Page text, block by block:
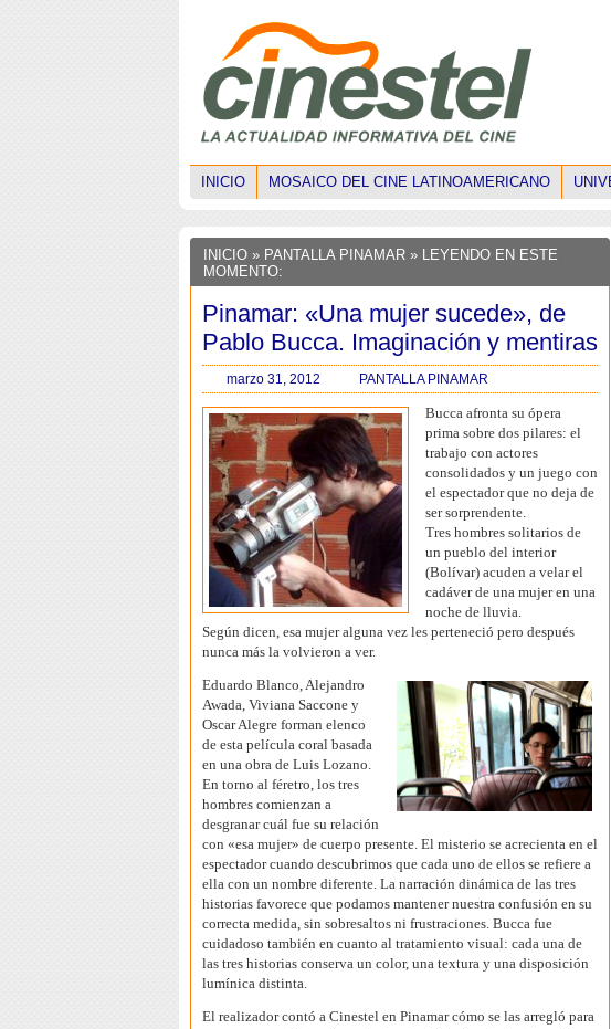
INICIO MOSAICO DEL CINE LATINOAMERICANO
INICIO » PANTALLA PINAMAR » LEYENDO EN ESTE
MOMENTO:
Pinamar: «Una mujer sucede», de
Pablo Bucca. Imaginación y mentiras
marzo 31, 2012 PANTALLA PINAMAR
Bucca afronta su ópera
prima sobre dos pilares: el
trabajo con actores
consolidados y un juego con
el espectador que no deja de
ser sorprendente.
Tres hombres solitarios de
un pueblo del interior
(Bolívar) acuden a velar el
cadáver de una mujer en una
noche de lluvia.
Según dicen, esa mujer alguna vez les perteneció pero después
nunca más la volvieron a ver.
Eduardo Blanco, Alejandro
Awada, Viviana Saccone y
Oscar Alegre forman elenco
de esta película coral basada
en una obra de Luis Lozano.
En torno al féretro, los tres
hombres comienzan a
desgranar cuál fue su relación
con «esa mujer» de cuerpo presente. El misterio se acrecienta en el
espectador cuando descubrimos que cada uno de ellos se refiere a
ella con un nombre diferente. La narración dinámica de las tres
historias favorece que podamos mantener nuestra confusión en su
correcta medida, sin sobresaltos ni frustraciones. Bucca fue
cuidadoso también en cuanto al tratamiento visual: cada una de
las tres historias conserva un color, una textura y una disposición
lumínica distinta.
El realizador contó a Cinestel en Pinamar cómo se las arregló para